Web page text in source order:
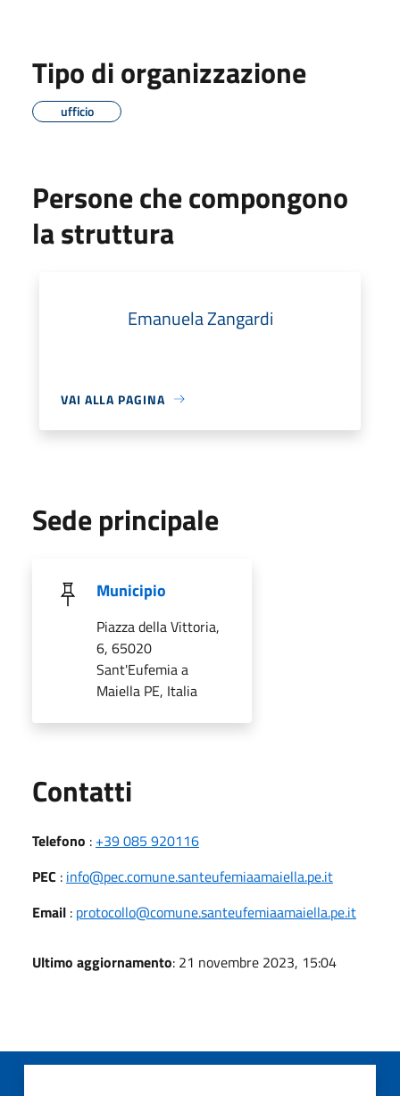
Tipo di organizzazione
ufficio
Persone che compongono
la struttura
Emanuela Zangardi
VAI ALLA PAGINA
Sede principale
Municipio
Piazza della Vittoria,
6, 65020
Sant'Eufemia a
Maiella PE, Italia
Contatti
Telefono : +39 085 920116
PEC : info@pec.comune.santeufemiaamaiella.pe.it
Email : protocollo@comune.santeufemiaamaiella.pe.it
Ultimo aggiornamento: 21 novembre 2023, 15:04